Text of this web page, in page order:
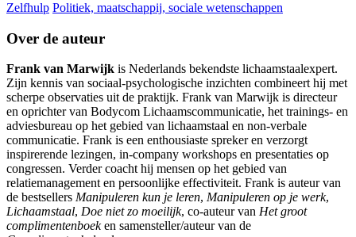
Zelfhulp Politiek, maatschappij, sociale wetenschappen
Over de auteur
Frank van Marwijk is Nederlands bekendste lichaamstaalexpert.
Zijn kennis van sociaal-psychologische inzichten combineert hij met
scherpe observaties uit de praktijk. Frank van Marwijk is directeur
en oprichter van Bodycom Lichaamscommunicatie, het trainings- en
adviesbureau op het gebied van lichaamstaal en non-verbale
communicatie. Frank is een enthousiaste spreker en verzorgt
inspirerende lezingen, in-company workshops en presentaties op
congressen. Verder coacht hij mensen op het gebied van
relatiemanagement en persoonlijke effectiviteit. Frank is auteur van
de bestsellers Manipuleren kun je leren, Manipuleren op je werk,
Lichaamstaal, Doe niet zo moeilijk, co-auteur van Het groot
complimentenboeken samensteller/auteur van de